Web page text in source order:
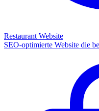
Restaurant Website
SEO-optimierte Website die